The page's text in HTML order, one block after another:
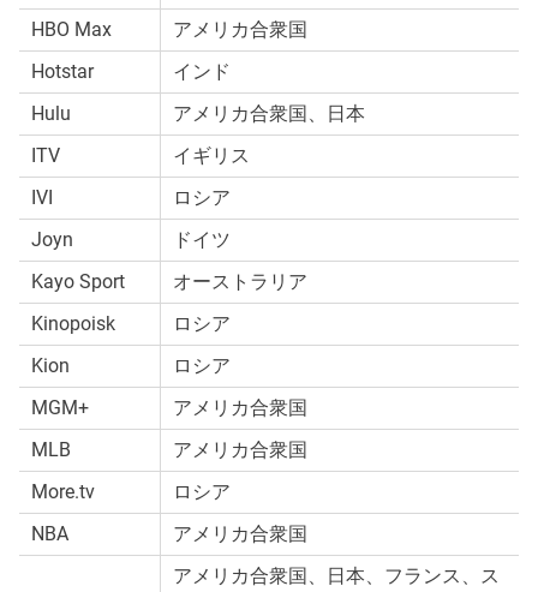
HBO Max
アメリカ合衆国
Hotstar
インド
Hulu
アメリカ合衆国、日本
ITV
イギリス
IVI
ロシア
Joyn
ドイツ
Kayo Sport
オーストラリア
Kinopoisk
ロシア
Kion
ロシア
MGM+
アメリカ合衆国
MLB
アメリカ合衆国
More.tv
ロシア
NBA
アメリカ合衆国
アメリカ合衆国、日本、フランス、ス